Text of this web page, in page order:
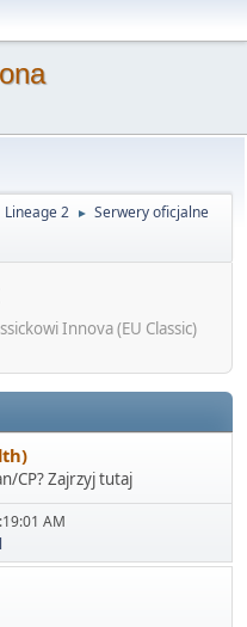
Lineage 2 ► Serwery oficjalne
Innova (EU Classic)
CP? Zajrzyj tutaj
AM